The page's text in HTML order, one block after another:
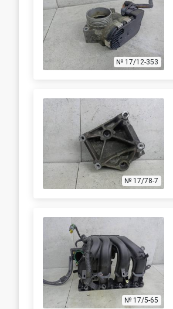
№ 17/12-353
№ 17/78-7
№ 17/5-65